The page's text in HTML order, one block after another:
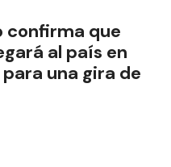
confirma que
al país en
una gira de